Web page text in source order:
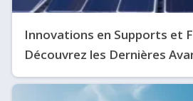
Innovations en Supports et
Découvrez les Dernières